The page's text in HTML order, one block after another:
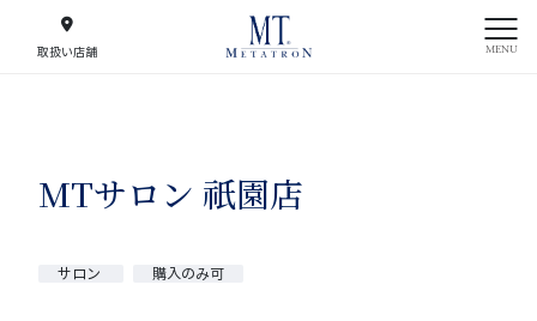
取扱い店舗 MENU
MTサロン 祇園店
サロン 購入のみ可